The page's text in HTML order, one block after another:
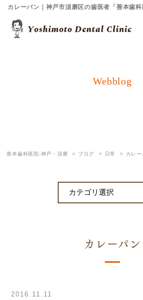
カレーパン｜神戸市須磨区の歯医者「善本歯科
Webblog
善本歯科医院-神戸・須磨 ブログ 日常 カレー
カレーパン
2016.11.11